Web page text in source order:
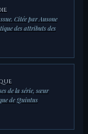
Citée par Ausone
des attributs des
de la série, sœur
de Quintus